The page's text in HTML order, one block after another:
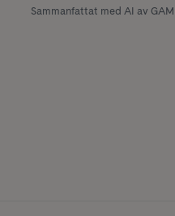
Sammanfattat med AI av